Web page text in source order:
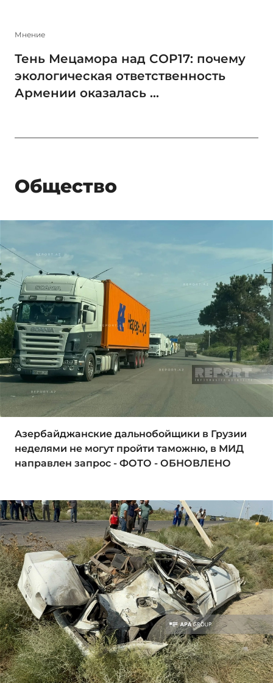
Мнение
Тень Мецамора над COP17: почему
экологическая ответственность
Армении оказалась ...
Общество
Азербайджанские дальнобойщики в Грузии
неделями не могут пройти таможню, в МИД
направлен запрос - ФОТО - ОБНОВЛЕНО